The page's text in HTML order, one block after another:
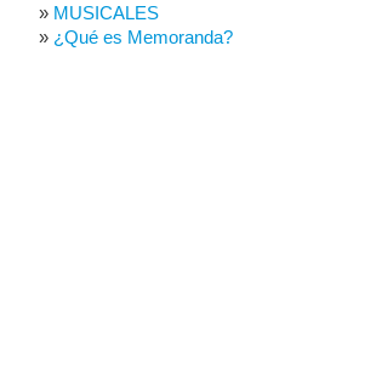
MUSICALES
¿Qué es Memoranda?